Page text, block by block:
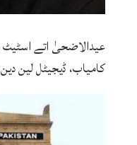
عیدالاضحیٰ اتے
کامیاب، ڈیجیٹل لین